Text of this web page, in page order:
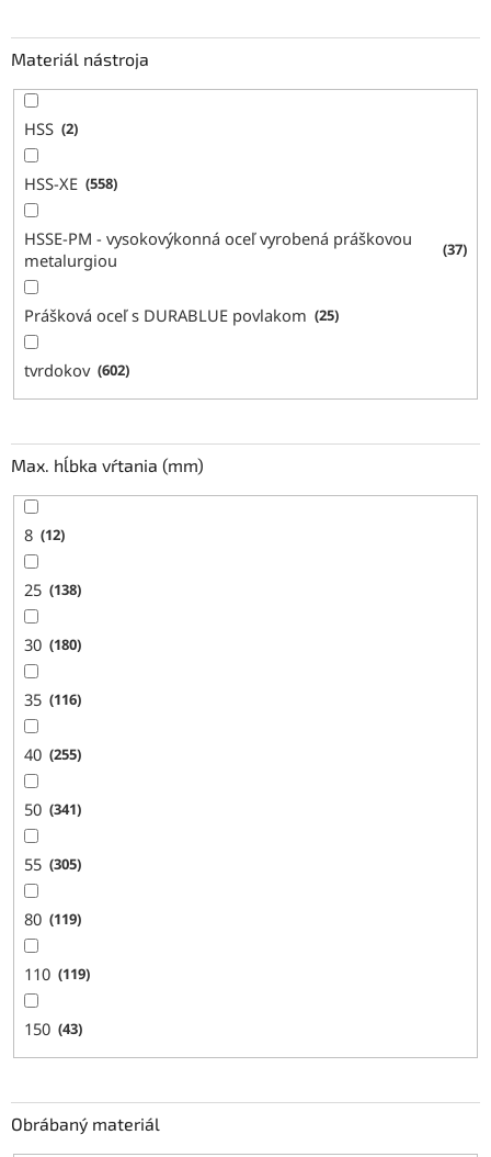
Materiál nástroja
HSS 2
HSS-XE 558
HSSE-PM - vysokovýkonná oceľ vyrobená práškovou
metalurgiou
37
Prášková oceľ s DURABLUE povlakom 25
tvrdokov 602
Max. hĺbka vŕtania (mm)
8 12
25 138
30 180
35 116
40 255
50 341
55 305
80 119
110 119
150 43
Obrábaný materiál